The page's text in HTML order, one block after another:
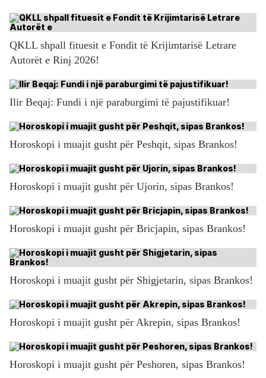
QKLL shpall fituesit e Fondit të Krijimtarisë Letrare
Autorët e Rinj 2026!
Ilir Beqaj: Fundi i një paraburgimi të pajustifikuar!
Horoskopi i muajit gusht për Peshqit, sipas Brankos!
Horoskopi i muajit gusht për Ujorin, sipas Brankos!
Horoskopi i muajit gusht për Bricjapin, sipas Brankos!
Horoskopi i muajit gusht për Shigjetarin, sipas Brankos!
Horoskopi i muajit gusht për Akrepin, sipas Brankos!
Horoskopi i muajit gusht për Peshoren, sipas Brankos!